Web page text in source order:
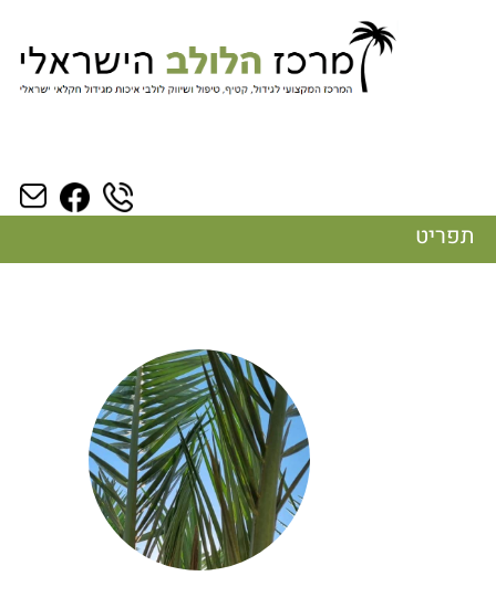
תפריט